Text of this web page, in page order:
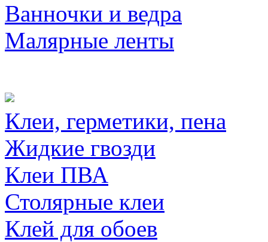
Ванночки и ведра
Малярные ленты
Клеи, герметики, пена
Жидкие гвозди
Клеи ПВА
Столярные клеи
Клей для обоев